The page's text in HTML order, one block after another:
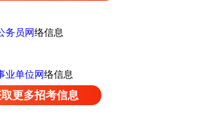
务员网 络信息
业单位网络信息
更多招考信息